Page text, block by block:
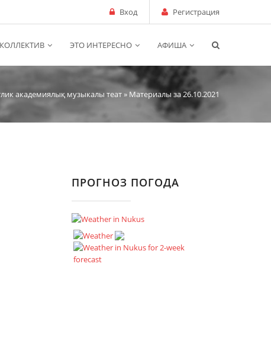
Вход Регистрация
КОЛЛЕКТИВ ЭТО ИНТЕРЕСНО АФИША
академиялық музыкалы теат» Материалы за 26.10.2021
ПРОГНОЗ ПОГОДА